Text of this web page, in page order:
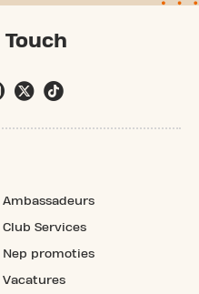
Ambassadeurs
Club Services
Nep promoties
Vacatures